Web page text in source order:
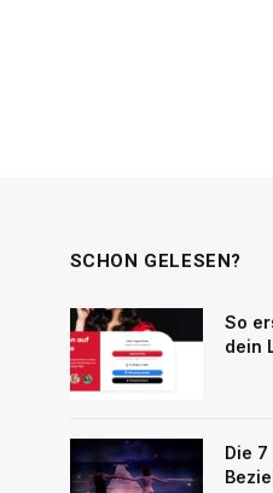
SCHON GELESEN?
So
dein
Die